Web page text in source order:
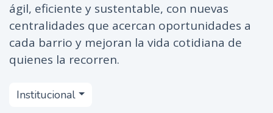
e
n
i
ágil, eficiente y sustentable, con nuevas
centralidades que acercan oportunidades a
cada barrio y mejoran la vida cotidiana de
quienes la recorren.
Institucional